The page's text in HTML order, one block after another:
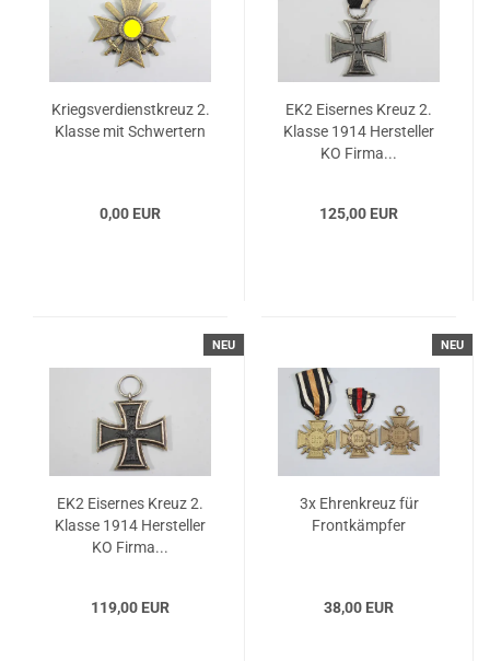
Kriegsverdienstkreuz 2.
Klasse mit Schwertern
0,00 EUR
EK2 Eisernes Kreuz 2.
Klasse 1914 Hersteller
KO Firma...
125,00 EUR
NEU
EK2 Eisernes Kreuz 2.
Klasse 1914 Hersteller
KO Firma...
119,00 EUR
NEU
3x Ehrenkreuz für
Frontkämpfer
38,00 EUR